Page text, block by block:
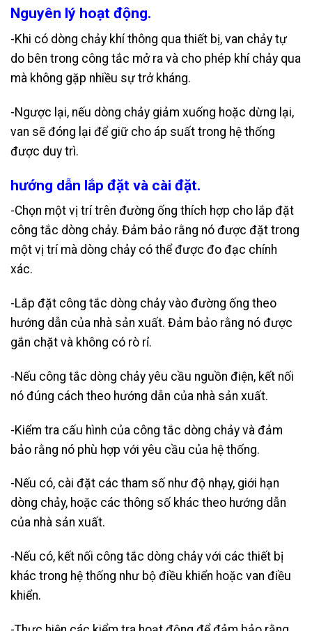
Nguyên lý hoạt động.
-Khi có dòng chảy khí thông qua thiết bị, van chảy tự
do bên trong công tắc mở ra và cho phép khí chảy qua
mà không gặp nhiều sự trở kháng.
-Ngược lại, nếu dòng chảy giảm xuống hoặc dừng lại,
van sẽ đóng lại để giữ cho áp suất trong hệ thống
được duy trì.
hướng dẫn lắp đặt và cài đặt.
-Chọn một vị trí trên đường ống thích hợp cho lắp đặt
công tắc dòng chảy. Đảm bảo rằng nó được đặt trong
một vị trí mà dòng chảy có thể được đo đạc chính
xác.
-Lắp đặt công tắc dòng chảy vào đường ống theo
hướng dẫn của nhà sản xuất. Đảm bảo rằng nó được
gắn chặt và không có rò rỉ.
-Nếu công tắc dòng chảy yêu cầu nguồn điện, kết nối
nó đúng cách theo hướng dẫn của nhà sản xuất.
-Kiểm tra cấu hình của công tắc dòng chảy và đảm
bảo rằng nó phù hợp với yêu cầu của hệ thống.
-Nếu có, cài đặt các tham số như độ nhạy, giới hạn
dòng chảy, hoặc các thông số khác theo hướng dẫn
của nhà sản xuất.
-Nếu có, kết nối công tắc dòng chảy với các thiết bị
khác trong hệ thống như bộ điều khiển hoặc van điều
khiển.